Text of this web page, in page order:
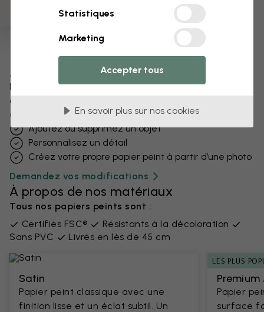
Modifiez votre papier peint
Notre équipe de conception peut modifier n’importe
quel motif pour le rendre unique.
Modifiez la taille ou les couleurs
Ajoutez ou supprimez un objet
Personnalisez un détail
Créez votre propre papier peint à partir d’une photo
Demandez vos modifications
À propos de nos matériaux
Tous nos papiers peints sont :
Certifiés FSC®
Résistants à la décoloration
Sans PVC
Livrés en lès de 45 cm
Satin
Papier peint classique avec une
finition lisse et un éclat subtil. Un
LES PLUS
Papier
surface
Statistiques
Marketing
Accepter tous
En savoir plus sur nos cookies